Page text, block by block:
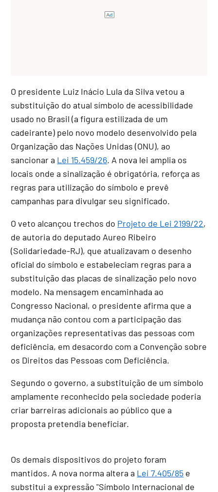
O presidente Luiz Inácio Lula da Silva vetou a
substituição do atual símbolo de acessibilidade
usado no Brasil (a figura estilizada de um
cadeirante) pelo novo modelo desenvolvido pela
Organização das Nações Unidas (ONU), ao
sancionar a Lei 15.459/26. A nova lei amplia os
locais onde a sinalização é obrigatória, reforça as
regras para utilização do símbolo e prevê
campanhas para divulgar seu significado.
O veto alcançou trechos do Projeto de Lei 2199/22,
de autoria do deputado Aureo Ribeiro
(Solidariedade-RJ), que atualizavam o desenho
oficial do símbolo e estabeleciam regras para a
substituição das placas de sinalização pelo novo
modelo. Na mensagem encaminhada ao
Congresso Nacional, o presidente afirma que a
mudança não contou com a participação das
organizações representativas das pessoas com
deficiência, em desacordo com a Convenção sobre
os Direitos das Pessoas com Deficiência.
Segundo o governo, a substituição de um símbolo
amplamente reconhecido pela sociedade poderia
criar barreiras adicionais ao público que a
proposta pretendia beneficiar.
Os demais dispositivos do projeto foram
mantidos. A nova norma altera a Lei 7.405/85 e
substitui a expressão "Símbolo Internacional de